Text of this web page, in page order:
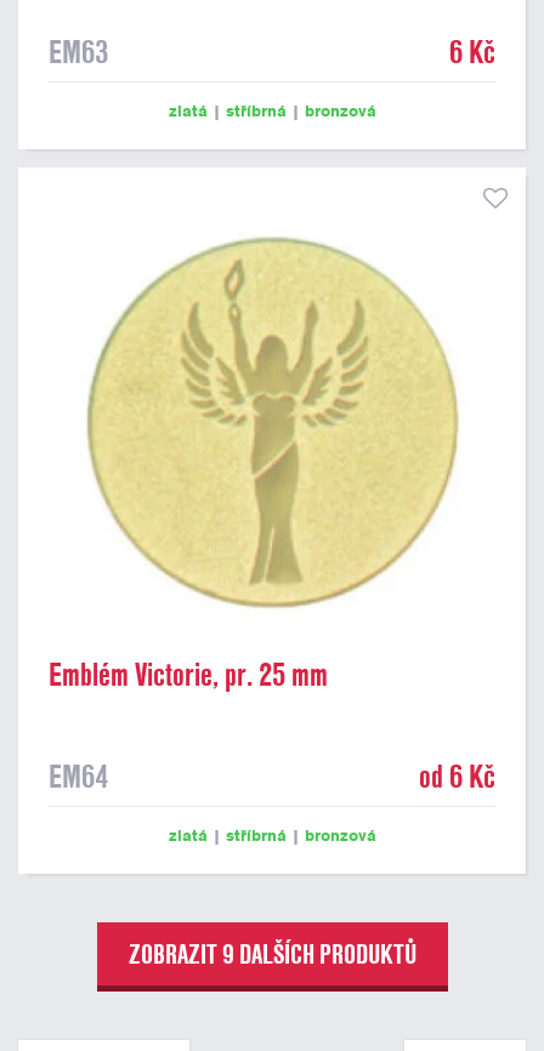
EM63 6 Kč
zlatá | stříbrná | bronzová
Emblém Victorie, pr. 25 mm
EM64 od 6 Kč
zlatá | stříbrná | bronzová
ZOBRAZIT 9 DALŠÍCH PRODUKTŮ